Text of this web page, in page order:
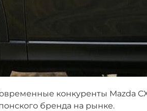
конкуренты Mazda
бренда на рынке.